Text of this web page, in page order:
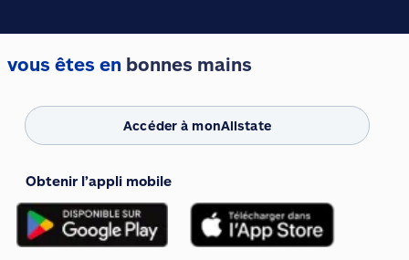
vous êtes en bonnes mains
Accéder à monAllstate
Obtenir l’appli mobile